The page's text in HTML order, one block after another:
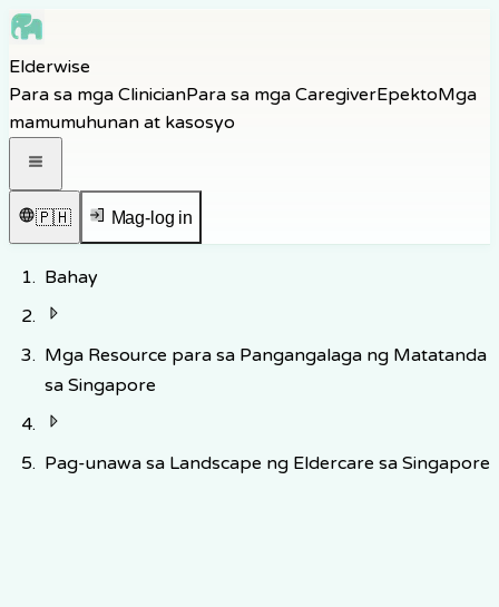
Skip to navigation
Skip to footer
Elderwise
Para sa mga ClinicianPara sa mga CaregiverEpektoMga
mamumuhunan at kasosyo
🇵🇭 Mag-log in
Bahay
Mga Resource para sa Pangangalaga ng Matatanda
sa Singapore
Pag-unawa sa Landscape ng Eldercare sa Singapore